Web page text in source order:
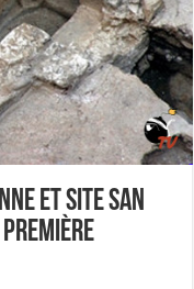
et site San